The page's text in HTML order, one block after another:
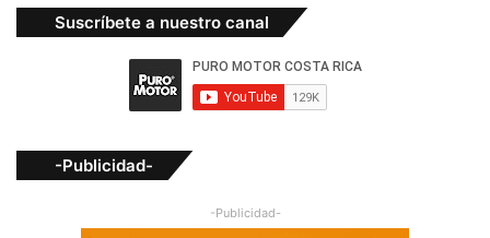
Suscríbete a nuestro canal
-Publicidad-
-Publicidad-